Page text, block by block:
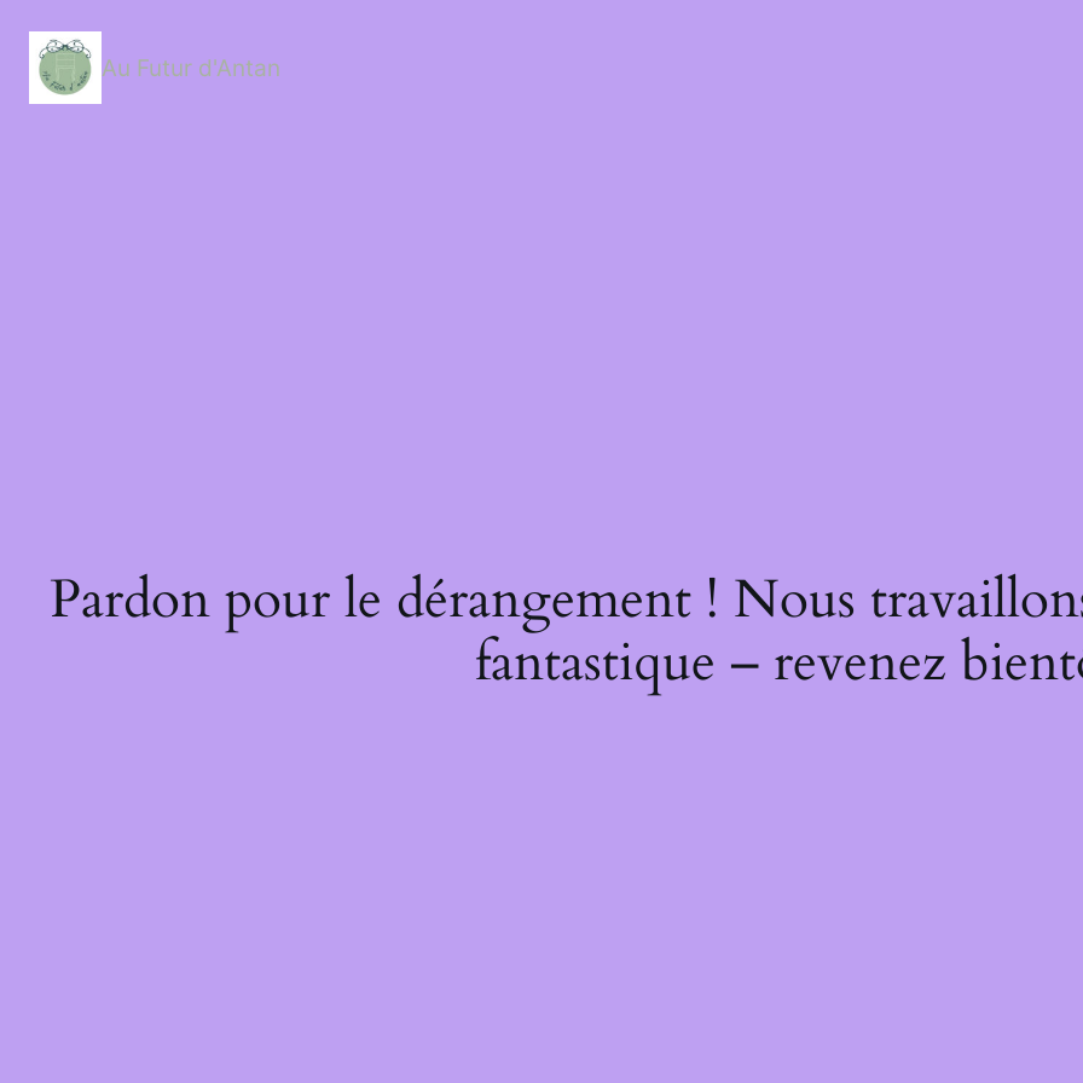
contenu
Au Futur d'Antan
Pardon pour le dérangement ! Nous
fantastique – revenez